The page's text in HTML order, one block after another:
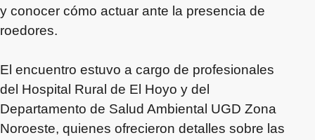
y conocer cómo actuar ante la presencia de
roedores.
El encuentro estuvo a cargo de profesionales
del Hospital Rural de El Hoyo y del
Departamento de Salud Ambiental UGD Zona
Noroeste, quienes ofrecieron detalles sobre las